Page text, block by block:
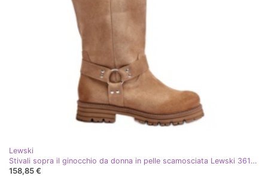
Lewski
Stivali sopra il ginocchio da donna in pelle scamosciata Lewski 3615 Beige
158,85 €